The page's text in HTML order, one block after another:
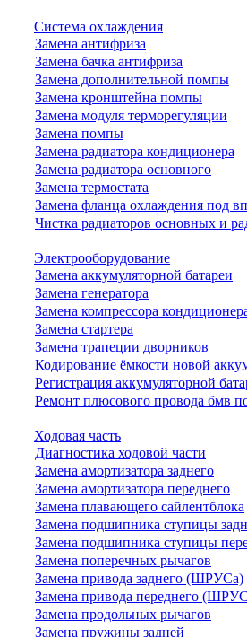
Система охлаждения
Замена антифриза
Замена бачка антифриза
Замена дополнительной помпы
Замена кронштейна помпы
Замена модуля терморегуляции
Замена помпы
Замена радиатора кондиционера
Замена радиатора основного
Замена термостата
Замена фланца охлаждения под
Чистка радиаторов основных и
Электрооборудование
Замена аккумуляторной батареи
Замена генератора
Замена компрессора
Замена стартера
Замена трапеции дворников
Кодирование ёмкости новой
Регистрация аккумуляторной
Ремонт плюсового провода бмв
Ходовая часть
Диагностика ходовой части
Замена амортизатора заднего
Замена амортизатора переднего
Замена плавающего сайлентблока
Замена подшипника ступицы
Замена подшипника ступицы
Замена поперечных рычагов
Замена привода заднего (ШРУСа)
Замена привода переднего
Замена продольных рычагов
Замена пружины задней